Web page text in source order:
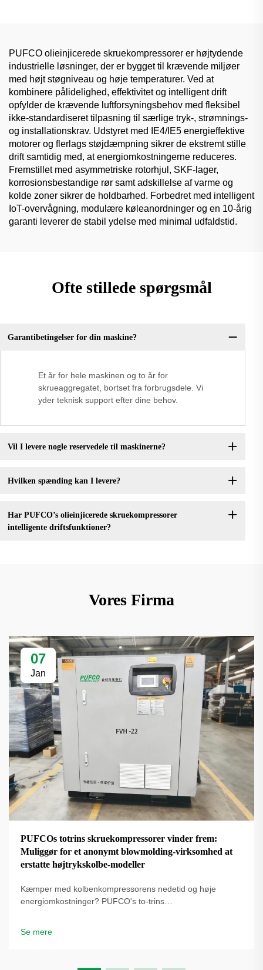
PUFCO olieinjicerede skruekompressorer er højtydende
industrielle løsninger, der er bygget til krævende miljøer
med højt støgniveau og høje temperaturer. Ved at
kombinere pålidelighed, effektivitet og intelligent drift
opfylder de krævende luftforsyningsbehov med fleksibel
ikke-standardiseret tilpasning til særlige tryk-, strømnings-
og installationskrav. Udstyret med IE4/IE5 energieffektive
motorer og flerlags støjdæmpning sikrer de ekstremt stille
drift samtidig med, at energiomkostningerne reduceres.
Fremstillet med asymmetriske rotorhjul, SKF-lager,
korrosionsbestandige rør samt adskillelse af varme og
kolde zoner sikrer de holdbarhed. Forbedret med intelligent
IoT-overvågning, modulære køleanordninger og en 10-årig
garanti leverer de stabil ydelse med minimal udfaldstid.
Ofte stillede spørgsmål
Garantibetingelser for din maskine?
Et år for hele maskinen og to år for
skrueaggregatet, bortset fra forbrugsdele. Vi
yder teknisk support efter dine behov.
Vil I levere nogle reservedele til maskinerne?
Hvilken spænding kan I levere?
Har PUFCO’s olieinjicerede skruekompressorer
intelligente driftsfunktioner?
Vores Firma
07
Jan
PUFCOs totrins skruekompressorer vinder frem:
Muliggør for et anonymt blowmolding-virksomhed at
erstatte højtrykskolbe-modeller
Kæmper med kolbenkompressorens nedetid og høje
energiomkostninger? PUFCO's to-trins
omkostninger – anmod om en løsningsgennemgang.
Se mere